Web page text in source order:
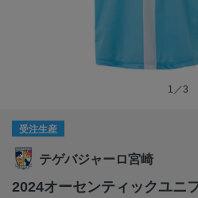
1／3
受注生産
テゲバジャーロ宮崎
2024オーセンティックユニ